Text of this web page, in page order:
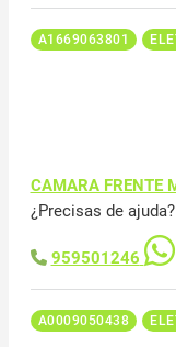
A1669063801
CAMARA FRENTE
¿Precisas de
959501246
A0009050438